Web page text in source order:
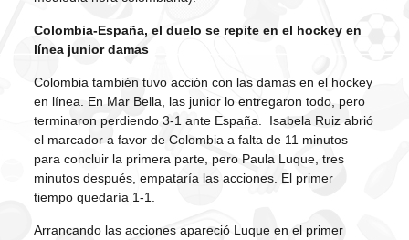
Colombia-España, el duelo se repite en el hockey en
línea junior damas
Colombia también tuvo acción con las damas en el hockey
en línea. En Mar Bella, las junior lo entregaron todo, pero
terminaron perdiendo 3-1 ante España. Isabela Ruiz abrió
el marcador a favor de Colombia a falta de 11 minutos
para concluir la primera parte, pero Paula Luque, tres
minutos después, empataría las acciones. El primer
tiempo quedaría 1-1.
Arrancando las acciones apareció Luque en el primer